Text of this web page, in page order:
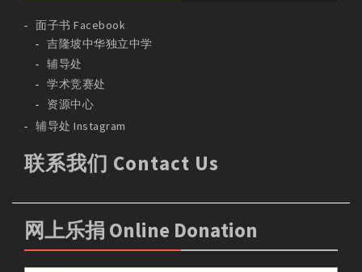
面子书 Facebook
吉隆坡中华独立中学
辅导处
学术竞赛处
资源中心
辅导处 Instagram
联系我们 Contact Us
网上乐捐 Online Donation